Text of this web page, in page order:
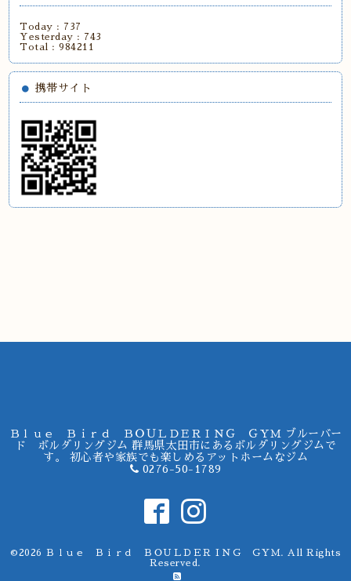
Today :
737
Yesterday :
743
Total :984211
携帯サイト
Ｂｌｕｅ Ｂｉｒｄ ＢＯＵＬＤＥＲＩＮＧ ＧＹＭ ブルーバー
ド ボルダリングジム 群馬県太田市にあるボルダリングジムで
す。 初心者や家族でも楽しめるアットホームなジム
0276-50-1789
©2026 Ｂｌｕｅ Ｂｉｒｄ ＢＯＵＬＤＥＲＩＮＧ ＧＹＭ. All Rights
Reserved.